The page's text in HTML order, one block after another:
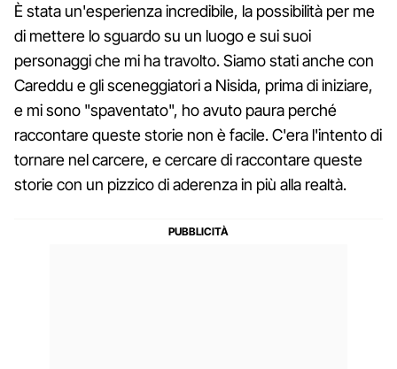
È stata un'esperienza incredibile, la possibilità per me
di mettere lo sguardo su un luogo e sui suoi
personaggi che mi ha travolto. Siamo stati anche con
Careddu e gli sceneggiatori a Nisida, prima di iniziare,
e mi sono "spaventato", ho avuto paura perché
raccontare queste storie non è facile. C'era l'intento di
tornare nel carcere, e cercare di raccontare queste
storie con un pizzico di aderenza in più alla realtà.